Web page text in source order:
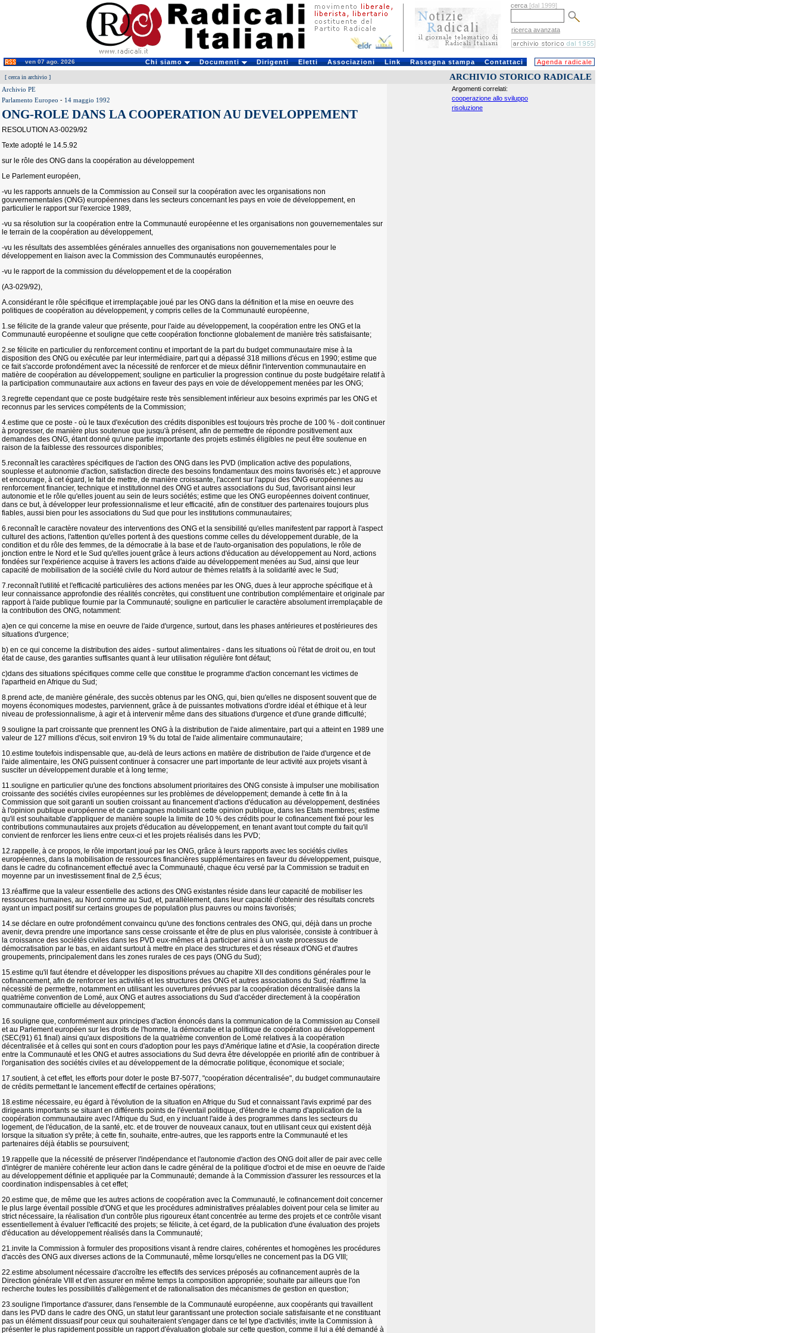
cerca [dal 1999]
ricerca avanzata
ven 07 ago. 2026 Chi siamo Documenti Dirigenti Eletti Associazioni Link Rassegna stampa Contattaci Agenda radicale
[ cerca in archivio ] ARCHIVIO STORICO RADICALE
Archivio PE
Parlamento Europeo - 14 maggio 1992
ONG-ROLE DANS LA COOPERATION AU DEVELOPPEMENT
RESOLUTION A3-0029/92
Texte adopté le 14.5.92
sur le rôle des ONG dans la coopération au développement
Le Parlement européen,
-vu les rapports annuels de la Commission au Conseil sur la coopération avec les organisations non
gouvernementales (ONG) européennes dans les secteurs concernant les pays en voie de développement, en
particulier le rapport sur l'exercice 1989,
-vu sa résolution sur la coopération entre la Communauté européenne et les organisations non gouvernementales sur
le terrain de la coopération au développement,
-vu les résultats des assemblées générales annuelles des organisations non gouvernementales pour le
développement en liaison avec la Commission des Communautés européennes,
-vu le rapport de la commission du développement et de la coopération
(A3-029/92),
A.considérant le rôle spécifique et irremplaçable joué par les ONG dans la définition et la mise en oeuvre des
politiques de coopération au développement, y compris celles de la Communauté européenne,
1.se félicite de la grande valeur que présente, pour l'aide au développement, la coopération entre les ONG et la
Communauté européenne et souligne que cette coopération fonctionne globalement de manière très satisfaisante;
2.se félicite en particulier du renforcement continu et important de la part du budget communautaire mise à la
disposition des ONG ou exécutée par leur intermédiaire, part qui a dépassé 318 millions d'écus en 1990; estime que
ce fait s'accorde profondément avec la nécessité de renforcer et de mieux définir l'intervention communautaire en
matière de coopération au développement; souligne en particulier la progression continue du poste budgétaire relatif à
la participation communautaire aux actions en faveur des pays en voie de développement menées par les ONG;
3.regrette cependant que ce poste budgétaire reste très sensiblement inférieur aux besoins exprimés par les ONG et
reconnus par les services compétents de la Commission;
4.estime que ce poste - où le taux d'exécution des crédits disponibles est toujours très proche de 100 % - doit continuer
à progresser, de manière plus soutenue que jusqu'à présent, afin de permettre de répondre positivement aux
demandes des ONG, étant donné qu'une partie importante des projets estimés éligibles ne peut être soutenue en
raison de la faiblesse des ressources disponibles;
5.reconnaît les caractères spécifiques de l'action des ONG dans les PVD (implication active des populations,
souplesse et autonomie d'action, satisfaction directe des besoins fondamentaux des moins favorisés etc.) et approuve
et encourage, à cet égard, le fait de mettre, de manière croissante, l'accent sur l'appui des ONG européennes au
renforcement financier, technique et institutionnel des ONG et autres associations du Sud, favorisant ainsi leur
autonomie et le rôle qu'elles jouent au sein de leurs sociétés; estime que les ONG européennes doivent continuer,
dans ce but, à développer leur professionnalisme et leur efficacité, afin de constituer des partenaires toujours plus
fiables, aussi bien pour les associations du Sud que pour les institutions communautaires;
6.reconnaît le caractère novateur des interventions des ONG et la sensibilité qu'elles manifestent par rapport à l'aspect
culturel des actions, l'attention qu'elles portent à des questions comme celles du développement durable, de la
condition et du rôle des femmes, de la démocratie à la base et de l'auto-organisation des populations, le rôle de
jonction entre le Nord et le Sud qu'elles jouent grâce à leurs actions d'éducation au développement au Nord, actions
fondées sur l'expérience acquise à travers les actions d'aide au développement menées au Sud, ainsi que leur
capacité de mobilisation de la société civile du Nord autour de thèmes relatifs à la solidarité avec le Sud;
7.reconnaît l'utilité et l'efficacité particulières des actions menées par les ONG, dues à leur approche spécifique et à
leur connaissance approfondie des réalités concrètes, qui constituent une contribution complémentaire et originale par
rapport à l'aide publique fournie par la Communauté; souligne en particulier le caractère absolument irremplaçable de
la contribution des ONG, notamment:
a)en ce qui concerne la mise en oeuvre de l'aide d'urgence, surtout, dans les phases antérieures et postérieures des
situations d'urgence;
b) en ce qui concerne la distribution des aides - surtout alimentaires - dans les situations où l'état de droit ou, en tout
état de cause, des garanties suffisantes quant à leur utilisation régulière font défaut;
c)dans des situations spécifiques comme celle que constitue le programme d'action concernant les victimes de
l'apartheid en Afrique du Sud;
8.prend acte, de manière générale, des succès obtenus par les ONG, qui, bien qu'elles ne disposent souvent que de
moyens économiques modestes, parviennent, grâce à de puissantes motivations d'ordre idéal et éthique et à leur
niveau de professionnalisme, à agir et à intervenir même dans des situations d'urgence et d'une grande difficulté;
9.souligne la part croissante que prennent les ONG à la distribution de l'aide alimentaire, part qui a atteint en 1989 une
valeur de 127 millions d'écus, soit environ 19 % du total de l'aide alimentaire communautaire;
10.estime toutefois indispensable que, au-delà de leurs actions en matière de distribution de l'aide d'urgence et de
l'aide alimentaire, les ONG puissent continuer à consacrer une part importante de leur activité aux projets visant à
susciter un développement durable et à long terme;
11.souligne en particulier qu'une des fonctions absolument prioritaires des ONG consiste à impulser une mobilisation
croissante des sociétés civiles européennes sur les problèmes de développement; demande à cette fin à la
Commission que soit garanti un soutien croissant au financement d'actions d'éducation au développement, destinées
à l'opinion publique européenne et de campagnes mobilisant cette opinion publique, dans les Etats membres; estime
qu'il est souhaitable d'appliquer de manière souple la limite de 10 % des crédits pour le cofinancement fixé pour les
contributions communautaires aux projets d'éducation au développement, en tenant avant tout compte du fait qu'il
convient de renforcer les liens entre ceux-ci et les projets réalisés dans les PVD;
12.rappelle, à ce propos, le rôle important joué par les ONG, grâce à leurs rapports avec les sociétés civiles
européennes, dans la mobilisation de ressources financières supplémentaires en faveur du développement, puisque,
dans le cadre du cofinancement effectué avec la Communauté, chaque écu versé par la Commission se traduit en
moyenne par un investissement final de 2,5 écus;
13.réaffirme que la valeur essentielle des actions des ONG existantes réside dans leur capacité de mobiliser les
ressources humaines, au Nord comme au Sud, et, parallèlement, dans leur capacité d'obtenir des résultats concrets
ayant un impact positif sur certains groupes de population plus pauvres ou moins favorisés;
14.se déclare en outre profondément convaincu qu'une des fonctions centrales des ONG, qui, déjà dans un proche
avenir, devra prendre une importance sans cesse croissante et être de plus en plus valorisée, consiste à contribuer à
la croissance des sociétés civiles dans les PVD eux-mêmes et à participer ainsi à un vaste processus de
démocratisation par le bas, en aidant surtout à mettre en place des structures et des réseaux d'ONG et d'autres
groupements, principalement dans les zones rurales de ces pays (ONG du Sud);
15.estime qu'il faut étendre et développer les dispositions prévues au chapitre XII des conditions générales pour le
cofinancement, afin de renforcer les activités et les structures des ONG et autres associations du Sud; réaffirme la
nécessité de permettre, notamment en utilisant les ouvertures prévues par la coopération décentralisée dans la
quatrième convention de Lomé, aux ONG et autres associations du Sud d'accéder directement à la coopération
communautaire officielle au développement;
16.souligne que, conformément aux principes d'action énoncés dans la communication de la Commission au Conseil
et au Parlement européen sur les droits de l'homme, la démocratie et la politique de coopération au développement
(SEC(91) 61 final) ainsi qu'aux dispositions de la quatrième convention de Lomé relatives à la coopération
décentralisée et à celles qui sont en cours d'adoption pour les pays d'Amérique latine et d'Asie, la coopération directe
entre la Communauté et les ONG et autres associations du Sud devra être développée en priorité afin de contribuer à
l'organisation des sociétés civiles et au développement de la démocratie politique, économique et sociale;
17.soutient, à cet effet, les efforts pour doter le poste B7-5077, "coopération décentralisée", du budget communautaire
de crédits permettant le lancement effectif de certaines opérations;
18.estime nécessaire, eu égard à l'évolution de la situation en Afrique du Sud et connaissant l'avis exprimé par des
dirigeants importants se situant en différents points de l'éventail politique, d'étendre le champ d'application de la
coopération communautaire avec l'Afrique du Sud, en y incluant l'aide à des programmes dans les secteurs du
logement, de l'éducation, de la santé, etc. et de trouver de nouveaux canaux, tout en utilisant ceux qui existent déjà
lorsque la situation s'y prête; à cette fin, souhaite, entre-autres, que les rapports entre la Communauté et les
partenaires déjà établis se poursuivent;
19.rappelle que la nécessité de préserver l'indépendance et l'autonomie d'action des ONG doit aller de pair avec celle
d'intégrer de manière cohérente leur action dans le cadre général de la politique d'octroi et de mise en oeuvre de l'aide
au développement définie et appliquée par la Communauté; demande à la Commission d'assurer les ressources et la
coordination indispensables à cet effet;
20.estime que, de même que les autres actions de coopération avec la Communauté, le cofinancement doit concerner
le plus large éventail possible d'ONG et que les procédures administratives préalables doivent pour cela se limiter au
strict nécessaire, la réalisation d'un contrôle plus rigoureux étant concentrée au terme des projets et ce contrôle visant
essentiellement à évaluer l'efficacité des projets; se félicite, à cet égard, de la publication d'une évaluation des projets
d'éducation au développement réalisés dans la Communauté;
21.invite la Commission à formuler des propositions visant à rendre claires, cohérentes et homogènes les procédures
d'accès des ONG aux diverses actions de la Communauté, même lorsqu'elles ne concernent pas la DG VIII;
22.estime absolument nécessaire d'accroître les effectifs des services préposés au cofinancement auprès de la
Direction générale VIII et d'en assurer en même temps la composition appropriée; souhaite par ailleurs que l'on
recherche toutes les possibilités d'allègement et de rationalisation des mécanismes de gestion en question;
23.souligne l'importance d'assurer, dans l'ensemble de la Communauté européenne, aux coopérants qui travaillent
dans les PVD dans le cadre des ONG, un statut leur garantissant une protection sociale satisfaisante et ne constituant
pas un élément dissuasif pour ceux qui souhaiteraient s'engager dans ce tel type d'activités; invite la Commission à
présenter le plus rapidement possible un rapport d'évaluation globale sur cette question, comme il lui a été demandé à
Argomenti correlati:
cooperazione allo sviluppo
risoluzione